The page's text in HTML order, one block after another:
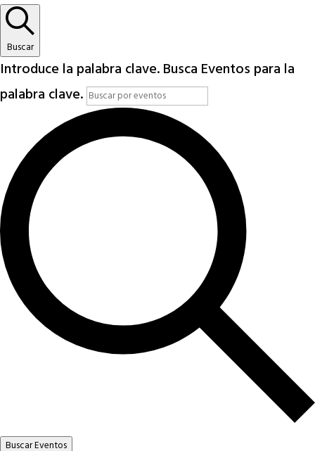
Buscar
Introduce la palabra clave. Busca Eventos para la
palabra clave.
Buscar Eventos